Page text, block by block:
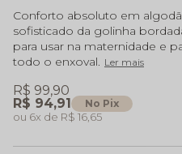
Conforto absoluto em
sofisticado da golinha
para usar na maternidade e
todo o enxoval. Ler mais
R$ 94,91 No Pix
R$ 99,90
6x R$ 16,65